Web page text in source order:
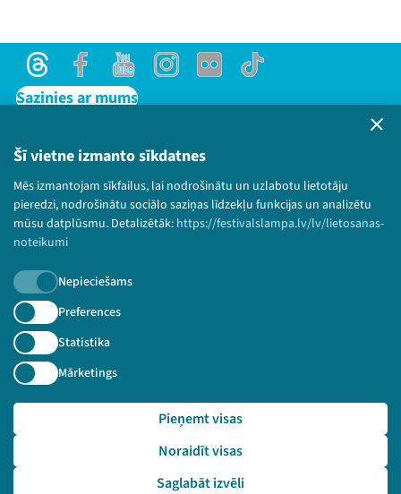
Šī vietne izmanto sīkdatnes
Mēs izmantojam sīkfailus, lai nodrošinātu un uzlabotu lietotāju
pieredzi, nodrošinātu sociālo saziņas līdzekļu funkcijas un analizētu
mūsu datplūsmu. Detalizētāk: https://festivalslampa.lv/lv/lietosanas-
noteikumi
Nepieciešams
Preferences
Statistika
Mārketings
Saglabāt izvēli
Noraidīt visas
Pieņemt visas
ThreadsFacebookYoutubeInstagram
Flick TikTok
Sazinies ar mums
Lietošanas noteikumi un sīkdatņu politika
Bērnu aizsardzības politika
© 2026 Sarunu festivāls LAMPA Visas tiesības
paturētas.
Piesakies jaunumiem!
Nepalaid garām aktuālāko informāciju!
Pieteikties